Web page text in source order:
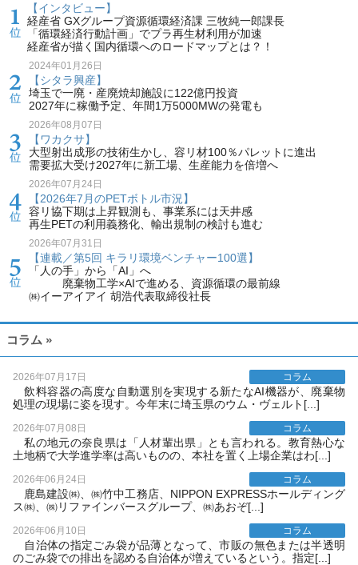
【インタビュー】
経産省 GXグループ資源循環経済課 三牧純一郎課長
「循環経済行動計画」でプラ再生材利用が加速
経産省が描く国内循環へのロードマップとは？！
2024年01月26日
【シタラ興産】
埼玉で一廃・産廃焼却施設に122億円投資
2027年に稼働予定、年間1万5000MWの発電も
2026年08月07日
【ワカクサ】
大型射出成形の技術生かし、容リ材100％パレットに進出
需要拡大受け2027年に新工場、生産能力を倍増へ
2026年07月24日
【2026年7月のPETボトル市況】
容リ協下期は上昇観測も、事業系には天井感
再生PETの利用義務化、輸出規制の検討も進む
2026年07月31日
【連載／第5回 キラリ環境ベンチャー100選】
「人の手」から「AI」へ
廃棄物工学×AIで進める、資源循環の最前線
㈱イーアイアイ 胡浩代表取締役社長
コラム »
2026年07月17日 コラム
飲料容器の高度な自動選別を実現する新たなAI機器が、廃棄物
処理の現場に姿を現す。今年末に埼玉県のウム・ヴェルト[...]
2026年07月08日 コラム
私の地元の奈良県は「人材輩出県」とも言われる。教育熱心な
土地柄で大学進学率は高いものの、本社を置く上場企業はわ[...]
2026年06月24日 コラム
鹿島建設㈱、㈱竹中工務店、NIPPON EXPRESSホールディング
ス㈱、㈱リファインバースグループ、㈱あおぞ[...]
2026年06月10日 コラム
自治体の指定ごみ袋が品薄となって、市販の無色または半透明
のごみ袋での排出を認める自治体が増えているという。指定[...]